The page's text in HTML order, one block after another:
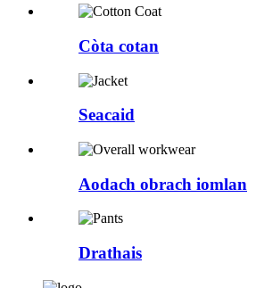
Còta cotan
Seacaid
Aodach obrach iomlan
Drathais